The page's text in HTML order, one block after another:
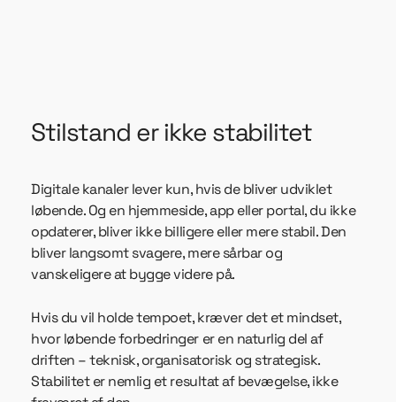
Stilstand er ikke stabilitet
Digitale kanaler lever kun, hvis de bliver udviklet
løbende. Og en hjemmeside, app eller portal, du ikke
opdaterer, bliver ikke billigere eller mere stabil. Den
bliver langsomt svagere, mere sårbar og
vanskeligere at bygge videre på.
Hvis du vil holde tempoet, kræver det et mindset,
hvor løbende forbedringer er en naturlig del af
driften – teknisk, organisatorisk og strategisk.
Stabilitet er nemlig et resultat af bevægelse, ikke